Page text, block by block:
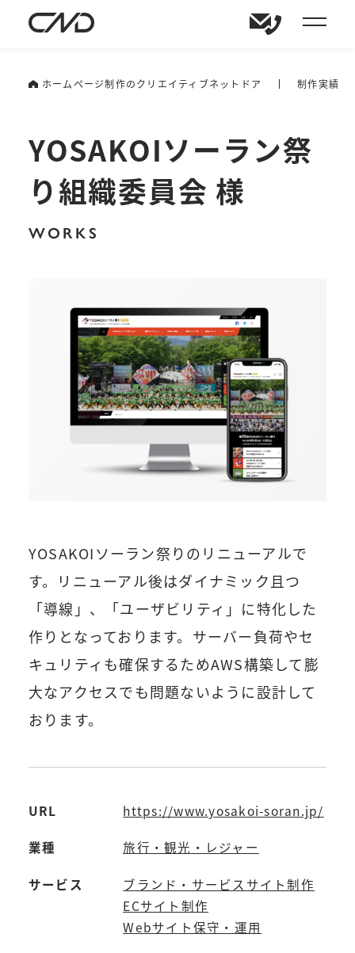
ホームページ制作のクリエイティブネットドア 制作実績
YOSAKOIソーラン祭
り組織委員会 様
WORKS
YOSAKOIソーラン祭りのリニューアルで
す。リニューアル後はダイナミック且つ
「導線」、「ユーザビリティ」に特化した
作りとなっております。サーバー負荷やセ
キュリティも確保するためAWS構築して膨
大なアクセスでも問題ないように設計して
おります。
URL https://www.yosakoi-soran.jp/
業種 旅行・観光・レジャー
サービス
ブランド・サービスサイト制作
ECサイト制作
Webサイト保守・運用